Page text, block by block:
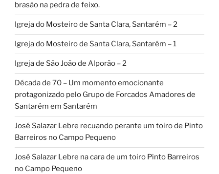
brasão na pedra de feixo.
Igreja do Mosteiro de Santa Clara, Santarém – 2
Igreja do Mosteiro de Santa Clara, Santarém – 1
Igreja de São João de Alporão – 2
Década de 70 – Um momento emocionante
protagonizado pelo Grupo de Forcados Amadores de
Santarém em Santarém
José Salazar Lebre recuando perante um toiro de Pinto
Barreiros no Campo Pequeno
José Salazar Lebre na cara de um toiro Pinto Barreiros
no Campo Pequeno